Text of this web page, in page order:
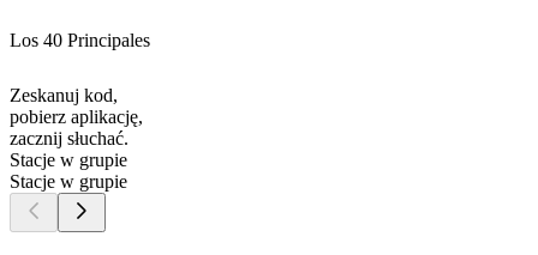
Los 40 Principales
Zeskanuj kod,
pobierz aplikację,
zacznij słuchać.
Stacje w grupie
Stacje w grupie